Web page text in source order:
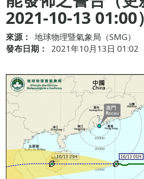
2021-10-13 01:00）
來源：
地球物理暨氣象局（SMG）
發布日期：
2021年10月13日 01:02